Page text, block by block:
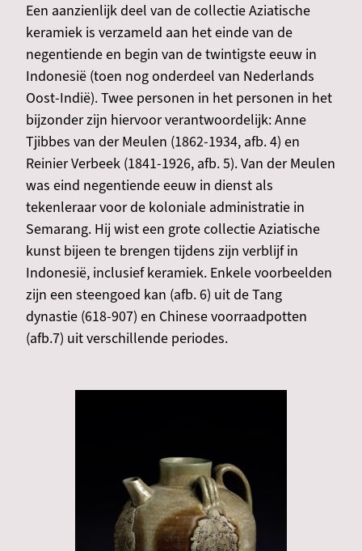
Een aanzienlijk deel van de collectie Aziatische
keramiek is verzameld aan het einde van de
negentiende en begin van de twintigste eeuw in
Indonesië (toen nog onderdeel van Nederlands
Oost-Indië). Twee personen in het personen in het
bijzonder zijn hiervoor verantwoordelijk: Anne
Tjibbes van der Meulen (1862-1934, afb. 4) en
Reinier Verbeek (1841-1926, afb. 5). Van der Meulen
was eind negentiende eeuw in dienst als
tekenleraar voor de koloniale administratie in
Semarang. Hij wist een grote collectie Aziatische
kunst bijeen te brengen tijdens zijn verblijf in
Indonesië, inclusief keramiek. Enkele voorbeelden
zijn een steengoed kan (afb. 6) uit de Tang
dynastie (618-907) en Chinese voorraadpotten
(afb.7) uit verschillende periodes.